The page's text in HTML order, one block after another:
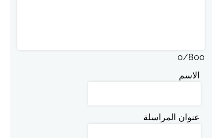
0/800
الاسم
عنوان المراسلة